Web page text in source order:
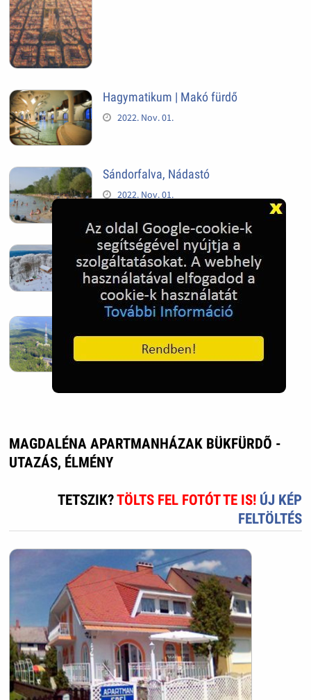
Hagymatikum | Makó fürdő
2022. Nov. 01.
Sándorfalva, Nádastó
2022. Nov. 01.
Hóban gyakran gazdag télen a
Kékestető
2022. Nov. 01.
Kékestető település
2022. Nov. 01.
MAGDALÉNA APARTMANHÁZAK BÜKFÜRDÕ -
UTAZÁS, ÉLMÉNY
TETSZIK?TÖLTS FEL FOTÓT TE IS! ÚJ KÉP
FELTÖLTÉS